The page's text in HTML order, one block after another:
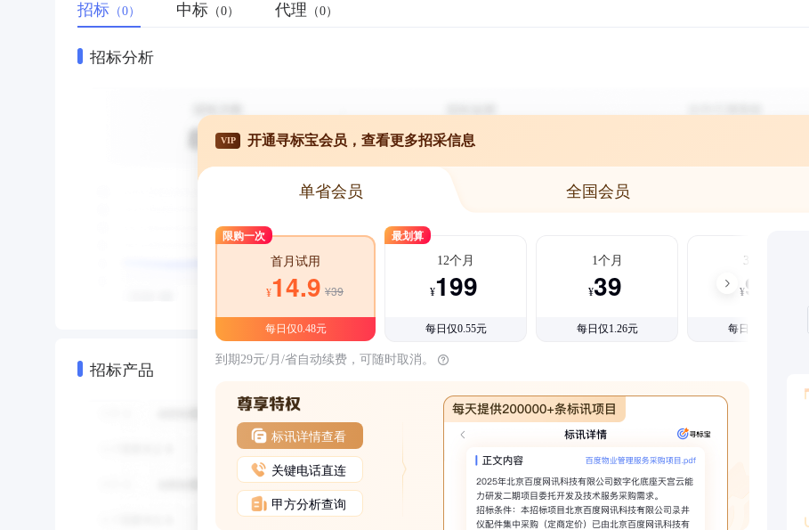
招标 （0） 中标 （0） 代理 （0）
招标分析
招标产品
VIP 开通寻标宝会员，查看更多招采信息
单省会员 全国会员
限购一次
首月试用
¥14.9 ¥39
每日仅0.48元
最划算
12个月
¥199
每日仅0.55元
1个月
¥39
每日仅1.26元
3个月
¥99
每日仅1.08元
到期29元/月/省自动续费，可随时取消。
标讯详情查看
关键电话直连
甲方分析查询